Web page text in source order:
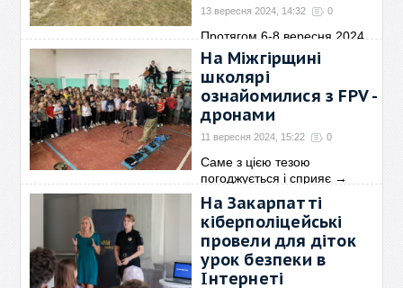
13 вересня 2024, 14:32 0
Протягом 6-8 вересня 2024
року, в масивах→
На Міжгірщині
школярі
ознайомилися з FPV -
дронами
11 вересня 2024, 15:22 0
Саме з цією тезою
погоджується і сприяє →
На Закарпатті
кіберполіцейські
провели для діток
урок безпеки в
Інтернеті